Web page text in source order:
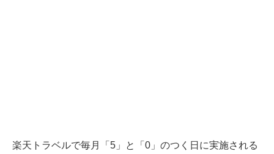
楽天トラベルで毎月「5」と「0」のつく日に実施される